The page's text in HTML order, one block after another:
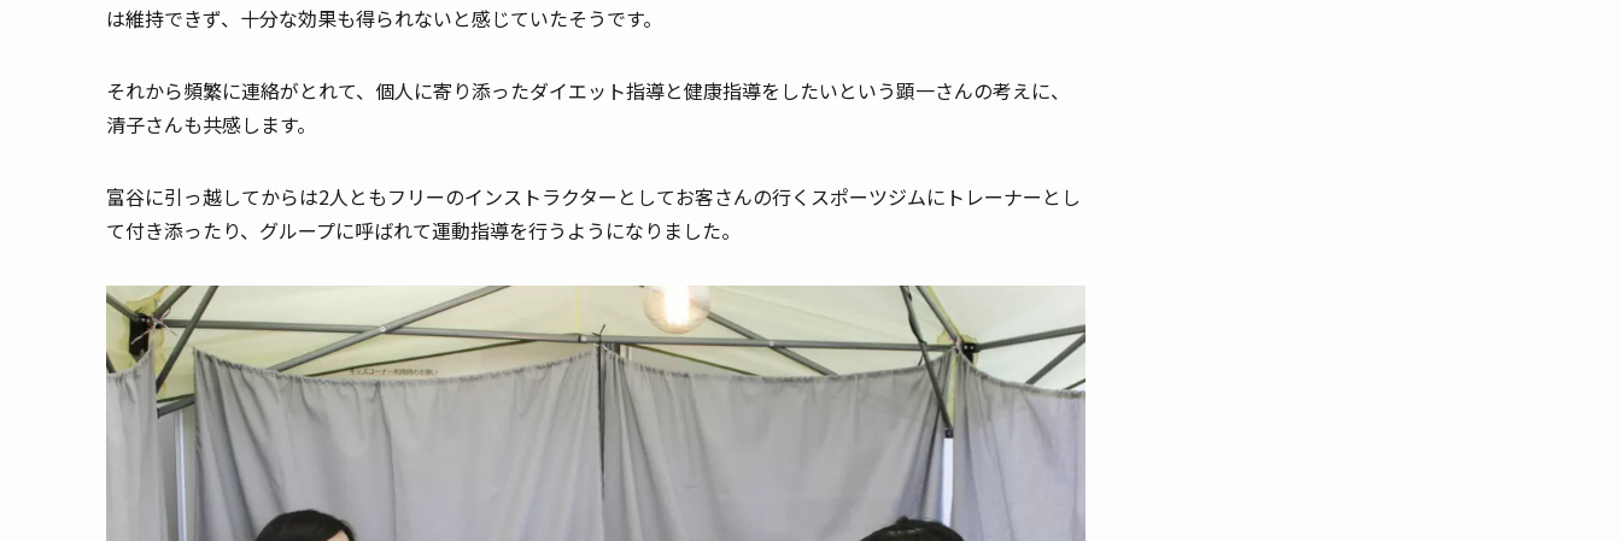
は維持できず、十分な効果も得られないと感じていたそうです。
それから頻繁に連絡がとれて、個人に寄り添ったダイエット指導と健康指導をしたいという顕一さんの考えに、
清子さんも共感します。
富谷に引っ越してからは2人ともフリーのインストラクターとしてお客さんの行くスポーツジムにトレーナーとし
て付き添ったり、グループに呼ばれて運動指導を行うようになりました。